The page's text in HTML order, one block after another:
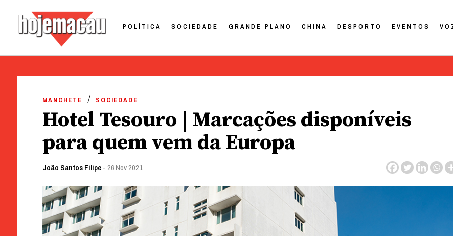
POLÍTICA SOCIEDADE GRANDE PLANO CHINA DESPORTO EVENTOS
MANCHETE SOCIEDADE
Hotel Tesouro | Marcações disponíveis
para quem vem da Europa
João Santos Filipe- 26 Nov 2021